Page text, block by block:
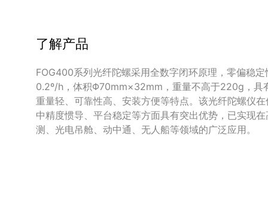
了解产品
FOG400系列光纤陀螺采用全数字闭环原理，零偏稳
0.2º/h，体积Φ70mm×32mm，重量不高于220g，具
重量轻、可靠性高、安装方便等特点。该光纤陀螺仪
中精度惯导、平台稳定等方面具有突出优势，已实现
测、光电吊舱、动中通、无人船等领域的广泛应用。